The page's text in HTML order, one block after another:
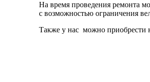
На время проведения ремонта
с возможностью ограничения
Также у нас можно приобрести